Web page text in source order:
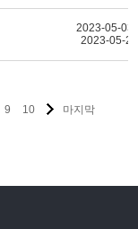
2023-05-03
2023-05-21
9 10 마지막